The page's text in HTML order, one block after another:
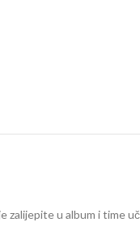
zalijepite u album i time